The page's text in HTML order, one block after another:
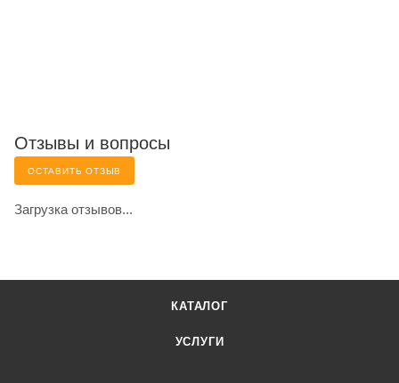
Отзывы и вопросы
ОСТАВИТЬ ОТЗЫВ
Загрузка отзывов...
КАТАЛОГ
УСЛУГИ